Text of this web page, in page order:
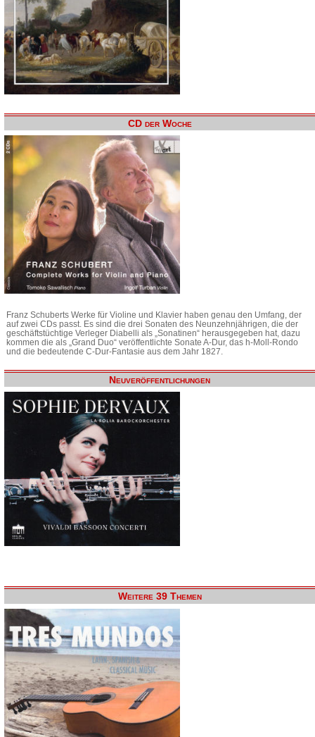
CD der Woche
Franz Schuberts Werke für Violine und Klavier haben genau den Umfang, der
auf zwei CDs passt. Es sind die drei Sonaten des Neunzehnjährigen, die der
geschäftstüchtige Verleger Diabelli als „Sonatinen“ herausgegeben hat, dazu
kommen die als „Grand Duo“ veröffentlichte Sonate A-Dur, das h-Moll-Rondo
und die bedeutende C-Dur-Fantasie aus dem Jahr 1827.
Neuveröffentlichungen
Weitere 39 Themen